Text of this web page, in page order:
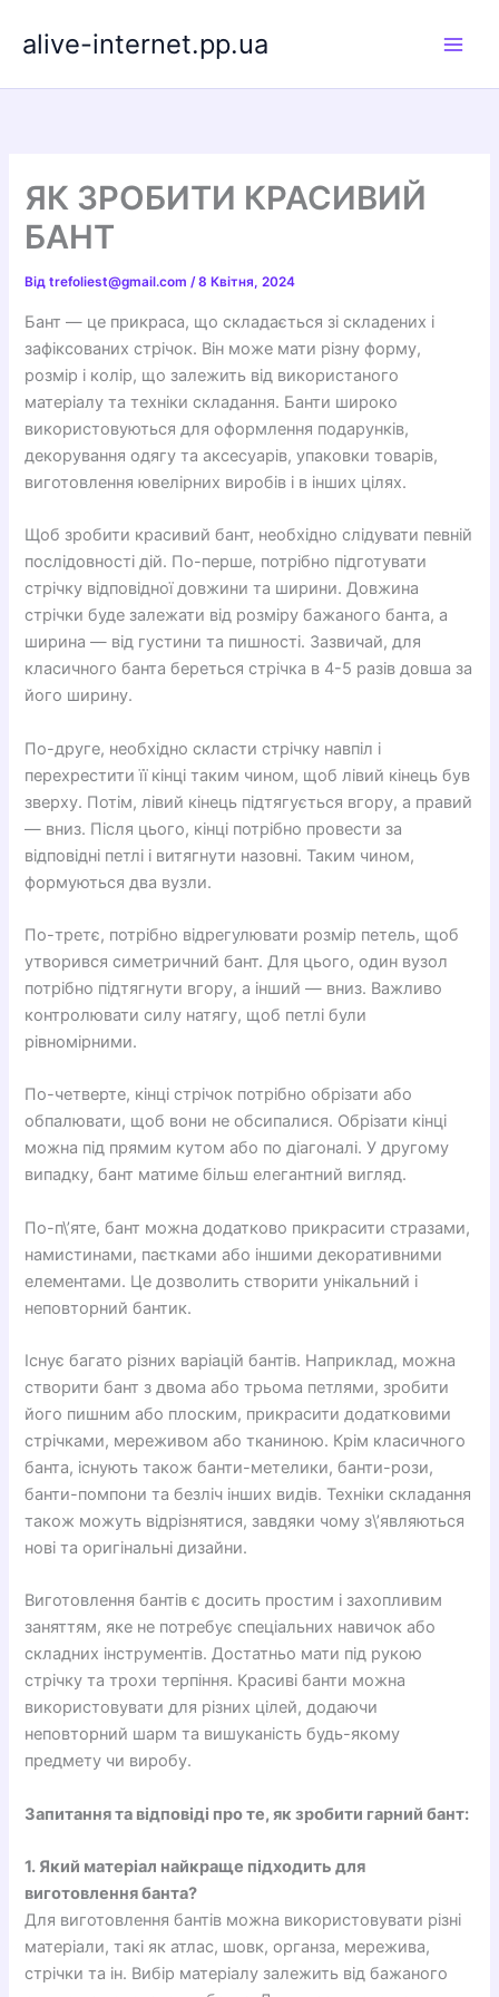
alive-internet.pp.ua
ЯК ЗРОБИТИ КРАСИВИЙ
БАНТ
Відtrefoliest@gmail.com/8 Квітня, 2024
Бант — це прикраса, що складається зі складених і
зафіксованих стрічок. Він може мати різну форму,
розмір і колір, що залежить від використаного
матеріалу та техніки складання. Банти широко
використовуються для оформлення подарунків,
декорування одягу та аксесуарів, упаковки товарів,
виготовлення ювелірних виробів і в інших цілях.
Щоб зробити красивий бант, необхідно слідувати певній
послідовності дій. По-перше, потрібно підготувати
стрічку відповідної довжини та ширини. Довжина
стрічки буде залежати від розміру бажаного банта, а
ширина — від густини та пишності. Зазвичай, для
класичного банта береться стрічка в 4-5 разів довша за
його ширину.
По-друге, необхідно скласти стрічку навпіл і
перехрестити її кінці таким чином, щоб лівий кінець був
зверху. Потім, лівий кінець підтягується вгору, а правий
— вниз. Після цього, кінці потрібно провести за
відповідні петлі і витягнути назовні. Таким чином,
формуються два вузли.
По-третє, потрібно відрегулювати розмір петель, щоб
утворився симетричний бант. Для цього, один вузол
потрібно підтягнути вгору, а інший — вниз. Важливо
контролювати силу натягу, щоб петлі були
рівномірними.
По-четверте, кінці стрічок потрібно обрізати або
обпалювати, щоб вони не обсипалися. Обрізати кінці
можна під прямим кутом або по діагоналі. У другому
випадку, бант матиме більш елегантний вигляд.
По-п\’яте, бант можна додатково прикрасити стразами,
намистинами, паєтками або іншими декоративними
елементами. Це дозволить створити унікальний і
неповторний бантик.
Існує багато різних варіацій бантів. Наприклад, можна
створити бант з двома або трьома петлями, зробити
його пишним або плоским, прикрасити додатковими
стрічками, мереживом або тканиною. Крім класичного
банта, існують також банти-метелики, банти-рози,
банти-помпони та безліч інших видів. Техніки складання
також можуть відрізнятися, завдяки чому з\’являються
нові та оригінальні дизайни.
Виготовлення бантів є досить простим і захопливим
заняттям, яке не потребує спеціальних навичок або
складних інструментів. Достатньо мати під рукою
стрічку та трохи терпіння. Красиві банти можна
використовувати для різних цілей, додаючи
неповторний шарм та вишуканість будь-якому
предмету чи виробу.
Запитання та відповіді про те, як зробити гарний бант:
1. Який матеріал найкраще підходить для
виготовлення банта?
Для виготовлення бантів можна використовувати різні
матеріали, такі як атлас, шовк, органза, мережива,
стрічки та ін. Вибір матеріалу залежить від бажаного